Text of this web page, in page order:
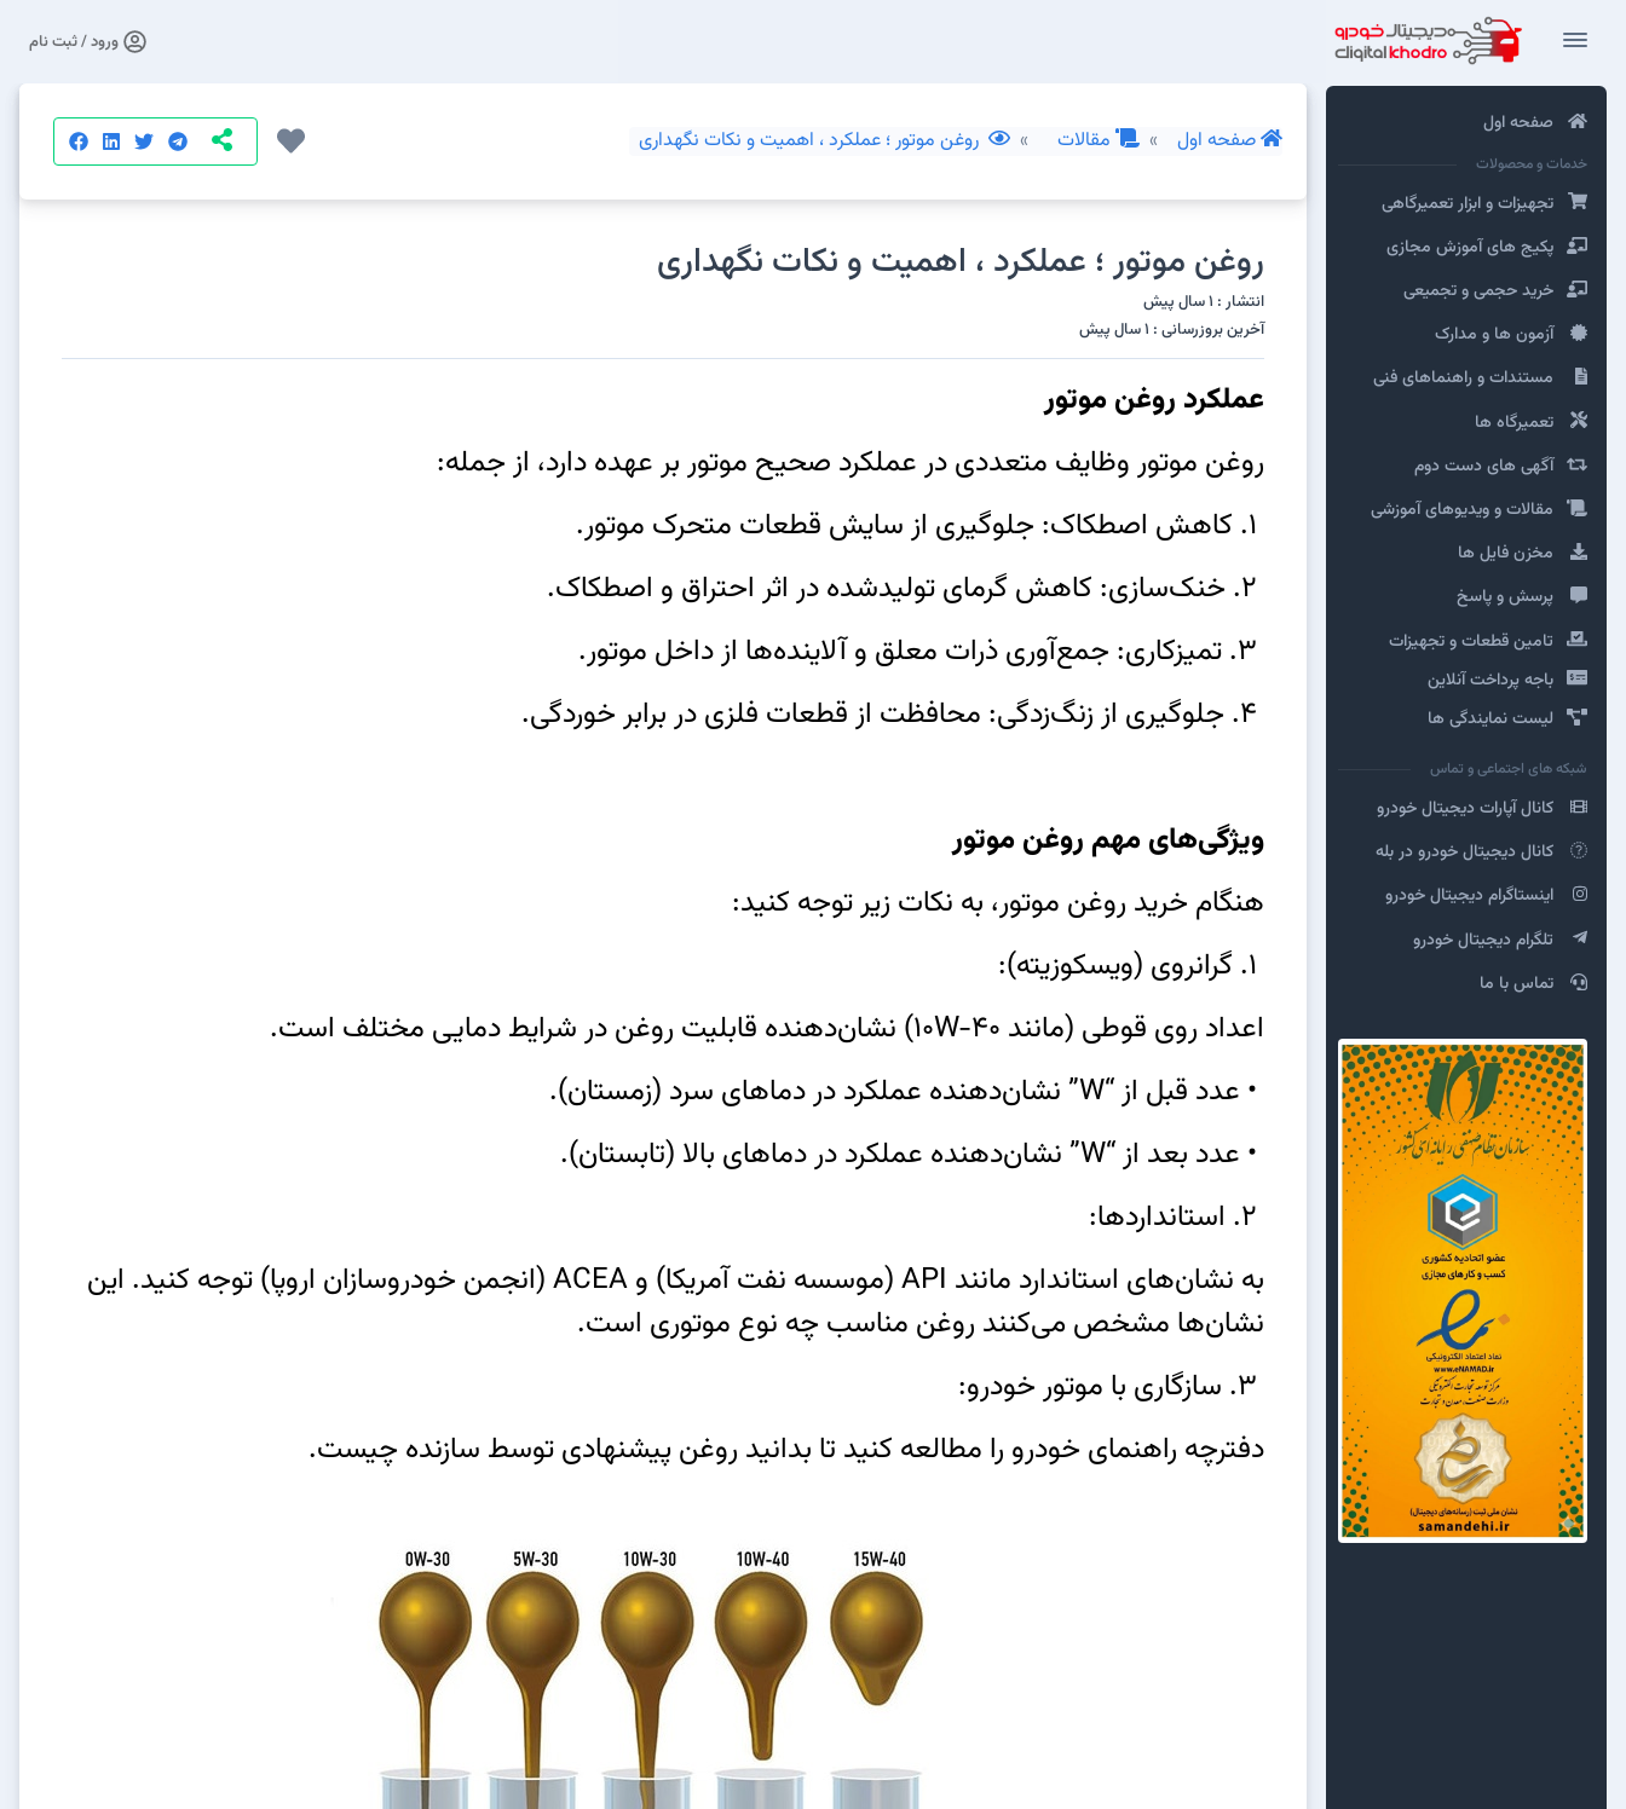
صفحه اول
خدمات و محصولات
تجهیزات و ابزار تعمیرگاهی
پکیج های آموزش مجازی
خرید حجمی و تجمیعی
آزمون ها و مدارک
مستندات و راهنماهای فنی
تعمیرگاه ها
آگهی های دست دوم
مقالات و ویدیوهای آموزشی
مخزن فایل ها
پرسش و پاسخ
تامین قطعات و تجهیزات
باجه پرداخت آنلاین
لیست نمایندگی ها
شبکه های اجتماعی و تماس
کانال آپارات دیجیتال خودرو
کانال دیجیتال خودرو در بله
اینستاگرام دیجیتال خودرو
تلگرام دیجیتال خودرو
تماس با ما
ورود / ثبت نام
صفحه اول مقالات روغن موتور ؛ عملکرد ، اهمیت و نکات نگهداری
روغن موتور ؛ عملکرد ، اهمیت و نکات نگهداری
انتشار : 1 سال پیش
آخرین بروزرسانی : 1 سال پیش
عملکرد روغن موتور
روغن موتور وظایف متعددی در عملکرد صحیح موتور بر عهده دارد، از جمله:
ویژگی‌های مهم روغن موتور
هنگام خرید روغن موتور، به نکات زیر توجه کنید:
اعداد روی قوطی (مانند 10W-40) نشان‌دهنده قابلیت روغن در شرایط دمایی مختلف است.
• عدد قبل از “W” نشان‌دهنده عملکرد در دماهای سرد (زمستان).
• عدد بعد از “W” نشان‌دهنده عملکرد در دماهای بالا (تابستان).
به نشان‌های استاندارد مانند API (موسسه نفت آمریکا) و ACEA (انجمن خودروسازان اروپا) توجه کنید. این
نشان‌ها مشخص می‌کنند روغن مناسب چه نوع موتوری است.
دفترچه راهنمای خودرو را مطالعه کنید تا بدانید روغن پیشنهادی توسط سازنده چیست.